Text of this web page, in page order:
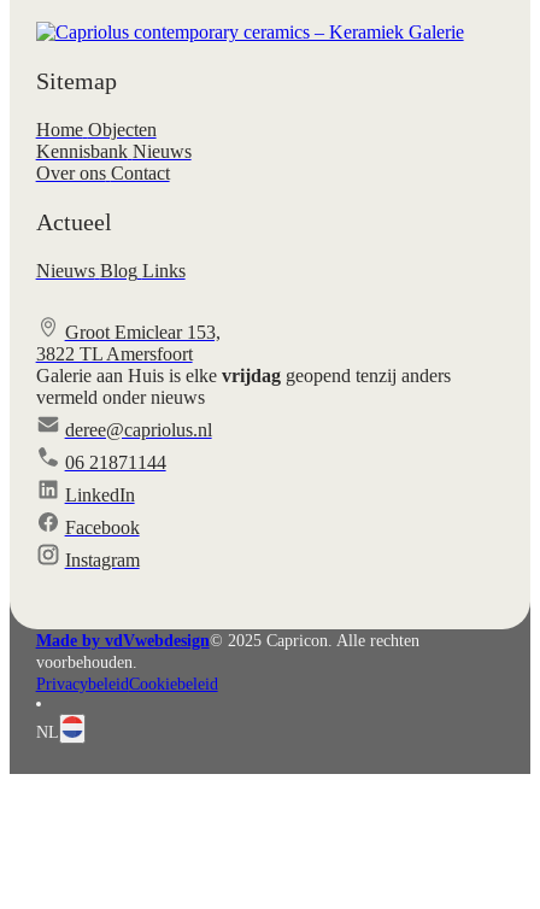
Sitemap
Home Objecten
Kennisbank Nieuws
Over ons Contact
Actueel
Nieuws Blog Links
Groot Emiclear 153,
3822 TL Amersfoort
Galerie aan Huis is elke vrijdaggeopend tenzij anders
vermeld onder nieuws
deree@capriolus.nl
06 21871144
LinkedIn
Facebook
Instagram
Made by vdVwebdesign© 2025 Capricon. Alle rechten
voorbehouden.
PrivacybeleidCookiebeleid
NL
English
Deutsch